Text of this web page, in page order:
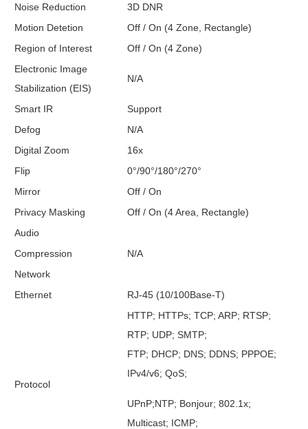
Noise Reduction
3D DNR
Motion Detetion
Off / On (4 Zone, Rectangle)
Region of Interest
Off / On (4 Zone)
Electronic Image
Stabilization (EIS)
N/A
Smart IR
Support
Defog
N/A
Digital Zoom
16x
Flip
0°/90°/180°/270°
Mirror
Off / On
Privacy Masking
Off / On (4 Area, Rectangle)
Audio
Compression
N/A
Network
Ethernet
RJ-45 (10/100Base-T)
Protocol
HTTP; HTTPs; TCP; ARP; RTSP;
RTP; UDP; SMTP;
FTP; DHCP; DNS; DDNS; PPPOE;
IPv4/v6; QoS;
UPnP;NTP; Bonjour; 802.1x;
Multicast; ICMP;